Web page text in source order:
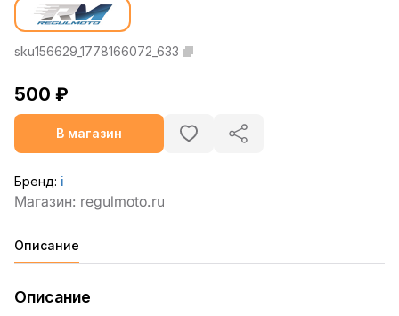
sku156629_1778166072_633
500 ₽
В магазин
Бренд: ℹ️
Описание
Описание